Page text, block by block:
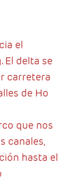
el
El delta se
carretera
de Ho
que nos
canales,
hasta el